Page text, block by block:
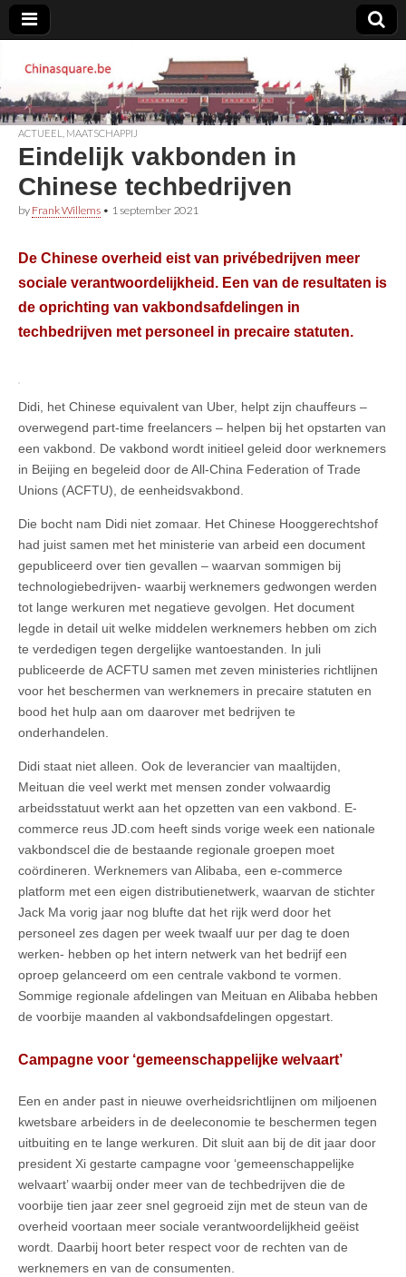
Chinasquare.be
ACTUEEL MAATSCHAPPIJ
Eindelijk vakbonden in
Chinese techbedrijven
by Frank Willems • 1 september 2021
De Chinese overheid eist van privébedrijven meer
sociale verantwoordelijkheid. Een van de resultaten is
de oprichting van vakbondsafdelingen in
techbedrijven met personeel in precaire statuten.
Didi, het Chinese equivalent van Uber, helpt zijn chauffeurs –
overwegend part-time freelancers – helpen bij het opstarten van
een vakbond. De vakbond wordt initieel geleid door werknemers
in Beijing en begeleid door de All-China Federation of Trade
Unions (ACFTU), de eenheidsvakbond.
Die bocht nam Didi niet zomaar. Het Chinese Hooggerechtshof
had juist samen met het ministerie van arbeid een document
gepubliceerd over tien gevallen – waarvan sommigen bij
technologiebedrijven- waarbij werknemers gedwongen werden
tot lange werkuren met negatieve gevolgen. Het document
legde in detail uit welke middelen werknemers hebben om zich
te verdedigen tegen dergelijke wantoestanden. In juli
publiceerde de ACFTU samen met zeven ministeries richtlijnen
voor het beschermen van werknemers in precaire statuten en
bood het hulp aan om daarover met bedrijven te
onderhandelen.
Didi staat niet alleen. Ook de leverancier van maaltijden,
Meituan die veel werkt met mensen zonder volwaardig
arbeidsstatuut werkt aan het opzetten van een vakbond. E-
commerce reus JD.com heeft sinds vorige week een nationale
vakbondscel die de bestaande regionale groepen moet
coördineren. Werknemers van Alibaba, een e-commerce
platform met een eigen distributienetwerk, waarvan de stichter
Jack Ma vorig jaar nog blufte dat het rijk werd door het
personeel zes dagen per week twaalf uur per dag te doen
werken- hebben op het intern netwerk van het bedrijf een
oproep gelanceerd om een centrale vakbond te vormen.
Sommige regionale afdelingen van Meituan en Alibaba hebben
de voorbije maanden al vakbondsafdelingen opgestart.
Campagne voor ‘gemeenschappelijke welvaart’
Een en ander past in nieuwe overheidsrichtlijnen om miljoenen
kwetsbare arbeiders in de deeleconomie te beschermen tegen
uitbuiting en te lange werkuren. Dit sluit aan bij de dit jaar door
president Xi gestarte campagne voor ‘gemeenschappelijke
welvaart’ waarbij onder meer van de techbedrijven die de
voorbije tien jaar zeer snel gegroeid zijn met de steun van de
overheid voortaan meer sociale verantwoordelijkheid geëist
wordt. Daarbij hoort beter respect voor de rechten van de
werknemers en van de consumenten.